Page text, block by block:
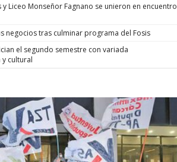
Liceo Monseñor Fagnano se unieron en encuentro
negocios tras culminar programa del Fosis
el segundo semestre con variada
cultural